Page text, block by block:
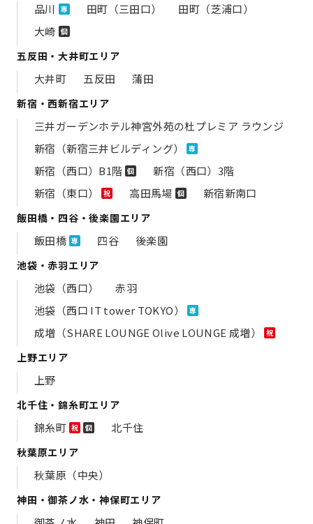
品川 専 田町（三田口）
田町（芝浦口）
大崎 個
五反田・大井町エリア
大井町 五反田 蒲田
新宿・西新宿エリア
三井ガーデンホテル神宮外苑の​杜プレミア ラウンジ
新宿（新宿三井ビルディング）
専
新宿（西口）B1階 個
新宿（西口）3階
新宿（東口）
祝 高田馬場 個 新宿新南口
飯田橋・四谷・後楽園エリア
飯田橋 専 四谷 後楽園
池袋・赤羽エリア
池袋（西口）
赤羽
池袋（西口 IT tower TOKYO）
専
成増（SHARE LOUNGE Olive LOUNGE 成増） 祝
上野エリア
上野
北千住・錦糸町エリア
錦糸町 祝 個 北千住
秋葉原エリア
秋葉原（中央）
神田・御茶ノ水・神保町エリア